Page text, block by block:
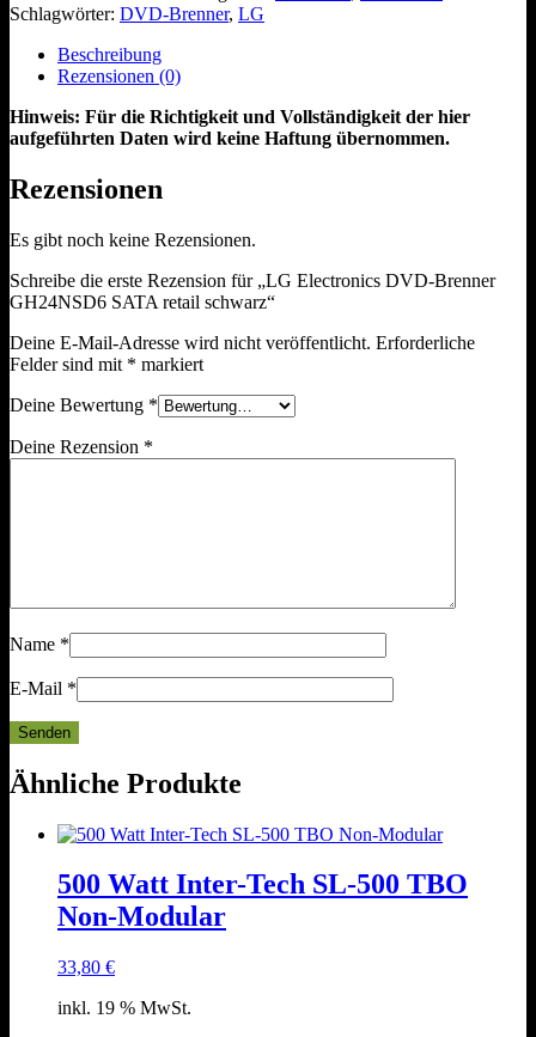
Schlagwörter: DVD-Brenner, LG
Beschreibung
Rezensionen (0)
Hinweis: Für die Richtigkeit und Vollständigkeit der hier
aufgeführten Daten wird keine Haftung übernommen.
Rezensionen
Es gibt noch keine Rezensionen.
Schreibe die erste Rezension für „LG Electronics DVD-Brenner
GH24NSD6 SATA retail schwarz“
Deine E-Mail-Adresse wird nicht veröffentlicht. Erforderliche
Felder sind mit * markiert
Deine Bewertung *
Deine Rezension *
Name *
E-Mail *
Ähnliche Produkte
500 Watt Inter-Tech SL-500 TBO
Non-Modular
33,80 €
inkl. 19 % MwSt.